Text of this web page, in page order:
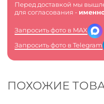
Перед доставкой мы
для согласования -
Запросить фото в MAX
Запросить фото в Telegram
ПОХОЖИЕ